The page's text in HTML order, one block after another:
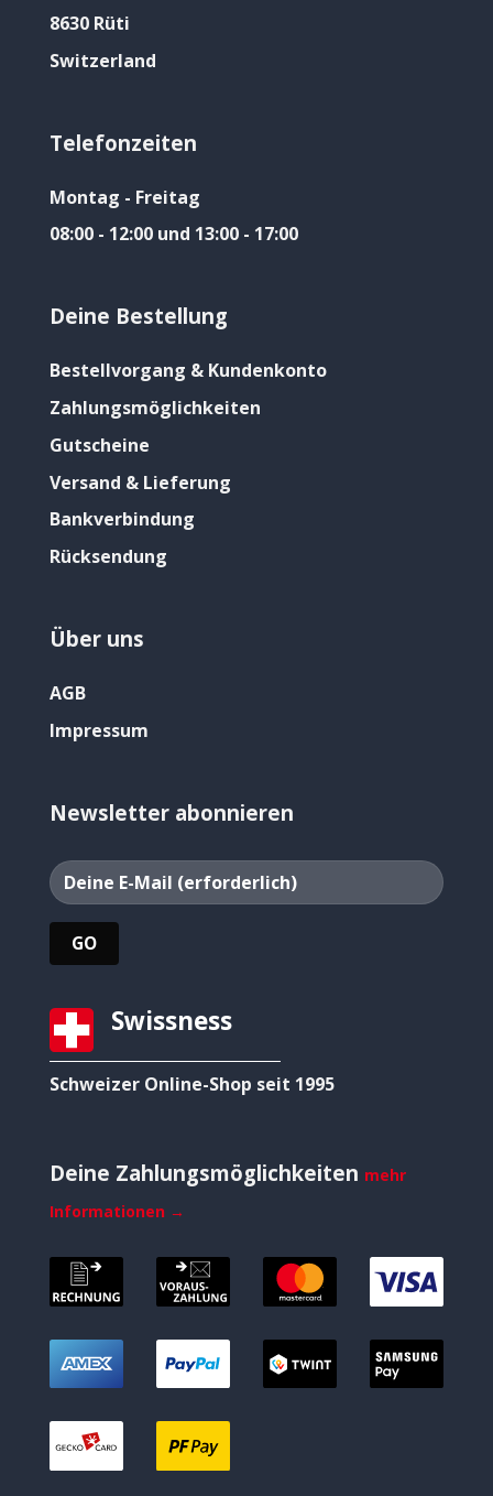
8630 Rüti
Switzerland
Telefonzeiten
Montag - Freitag
08:00 - 12:00 und 13:00 - 17:00
Deine Bestellung
Bestellvorgang & Kundenkonto
Zahlungsmöglichkeiten
Gutscheine
Versand & Lieferung
Bankverbindung
Rücksendung
Über uns
AGB
Impressum
Newsletter abonnieren
Swissness
Schweizer Online-Shop seit 1995
Deine Zahlungsmöglichkeiten mehr
Informationen →